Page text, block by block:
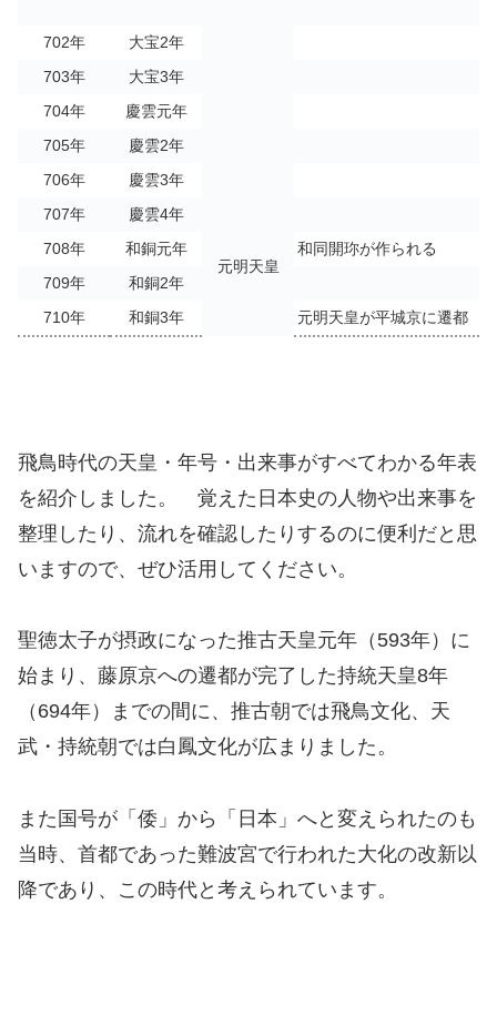
702年
大宝2年
703年
大宝3年
704年
慶雲元年
705年
慶雲2年
706年
慶雲3年
707年
慶雲4年
元明天皇
708年 和銅元年
和同開珎が作られる
709年
和銅2年
710年
和銅3年 元明天皇が平城京に遷都
飛鳥時代の天皇・年号・出来事がすべてわかる年表
を紹介しました。 覚えた日本史の人物や出来事を
整理したり、流れを確認したりするのに便利だと思
いますので、ぜひ活用してください。
聖徳太子が摂政になった推古天皇元年（593年）に
始まり、藤原京への遷都が完了した持統天皇8年
（694年）までの間に、推古朝では飛鳥文化、天
武・持統朝では白鳳文化が広まりました。
また国号が「倭」から「日本」へと変えられたのも
当時、首都であった難波宮で行われた大化の改新以
降であり、この時代と考えられています。